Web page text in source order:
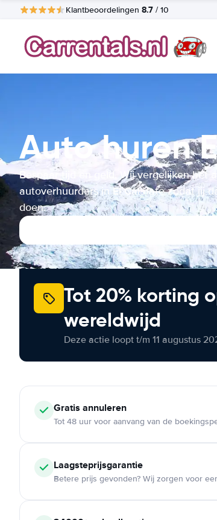
Klantbeoordelingen 8.7 / 10
Auto huren
Bespaar tijd en geld. Wij vergelijken het
autoverhuurders in El Calafate zodat jij
doen.
Tot 20% korting
wereldwijd
Deze actie loopt t/m 11 augustus
Gratis annuleren
Tot 48 uur voor aanvang van de
Laagsteprijsgarantie
Betere prijs gevonden? Wij zorgen voor